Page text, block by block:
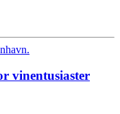
vinentusiaster